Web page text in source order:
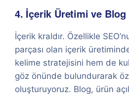
4. İçerik Üretimi ve Blog
İçerik kraldır. Özellikle
parçası olan içerik
kelime stratejisini hem de
göz önünde bulundurarak
oluşturuyoruz. Blog, ürün